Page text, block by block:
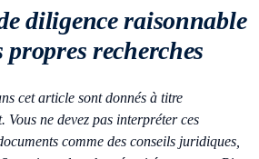
diligence raisonnable
propres recherches
cet article sont donnés à titre
ne devez pas interpréter ces
comme des conseils juridiques,